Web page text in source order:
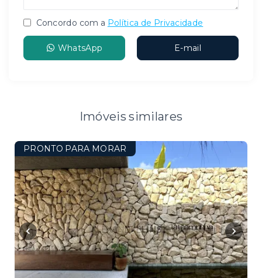
Concordo com a Política de Privacidade
WhatsApp E-mail
Imóveis similares
PRONTO PARA MORAR